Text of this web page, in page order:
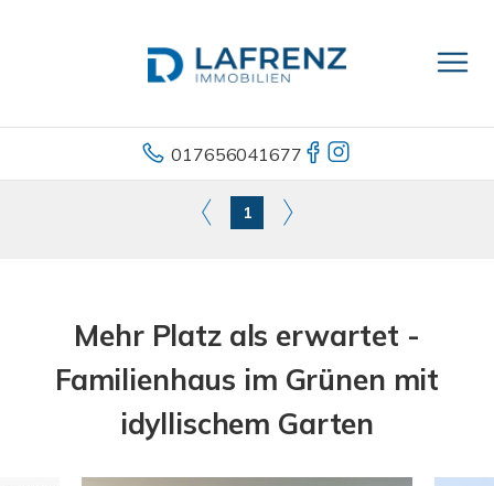
017656041677
1
Mehr Platz als erwartet -
Familienhaus im Grünen mit
idyllischem Garten